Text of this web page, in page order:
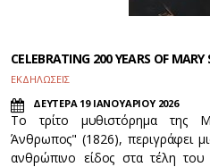
CELEBRATING 200 YEARS OF
ΕΚΔΗΛΩΣΕΙΣ
ΔΕΥΤΕΡΑ 19 ΙΑΝΟΥΑΡΙΟΥ 2026
Το τρίτο μυθιστόρημα της
Άνθρωπος" (1826), περιγράφει
ανθρώπινο είδος στα τέλη